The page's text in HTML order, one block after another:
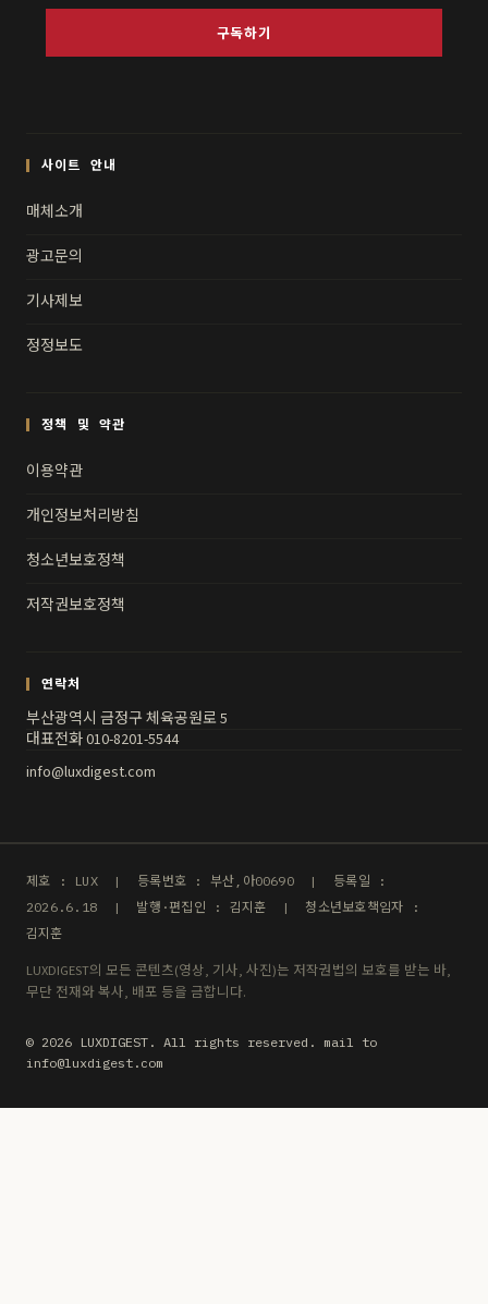
구독하기
사이트 안내
매체소개
광고문의
기사제보
정정보도
정책 및 약관
이용약관
개인정보처리방침
청소년보호정책
저작권보호정책
연락처
부산광역시 금정구 체육공원로 5
대표전화 010-8201-5544
info@luxdigest.com
제호 : LUX | 등록번호 : 부산,아00690 | 등록일 :
2026.6.18 | 발행·편집인 : 김지훈 | 청소년보호책임자 :
김지훈
LUXDIGEST의 모든 콘텐츠(영상, 기사, 사진)는 저작권법의 보호를 받는 바,
무단 전재와 복사, 배포 등을 금합니다.
© 2026 LUXDIGEST. All rights reserved. mail to
info@luxdigest.com